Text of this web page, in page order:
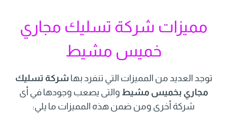
مميزات شركة تسليك مجاري
خميس مشيط
توجد العديد من المميزات التي تنفرد بها شركة تسليك
مجاري بخميس مشيط والتى يصعب وجودها في أى
شركة أخرى ومن ضمن هذه المميزات ما يلي: